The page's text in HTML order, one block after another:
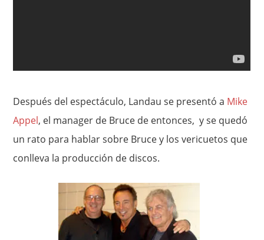
Después del espectáculo, Landau se presentó a Mike
Appel, el manager de Bruce de entonces, y se quedó
un rato para hablar sobre Bruce y los vericuetos que
conlleva la producción de discos.